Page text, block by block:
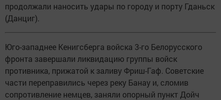
продолжали наносить удары по городу и порту Гданьск
(Данциг).
Юго-западнее Кенигсберга войска 3-го Белорусского
фронта завершали ликвидацию группы войск
противника, прижатой к заливу Фриш-Гаф. Советские
части переправились через реку Банау и, сломив
сопротивление немцев, заняли опорный пункт Дойч